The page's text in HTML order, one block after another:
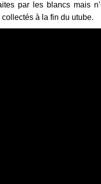
par les blancs mais
à la fin du utube.